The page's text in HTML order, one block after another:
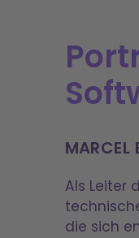
MARCEL
Als Leiter
die sich